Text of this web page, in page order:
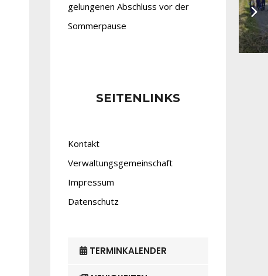
gelungenen Abschluss vor der
Sommerpause
SEITENLINKS
Kontakt
Verwaltungsgemeinschaft
Impressum
Datenschutz
TERMINKALENDER